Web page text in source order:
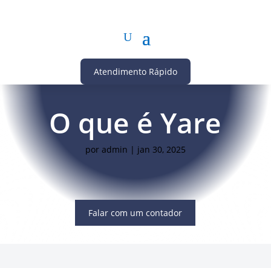
Atendimento Rápido
O que é Yare
por admin | jan 30, 2025
Falar com um contador